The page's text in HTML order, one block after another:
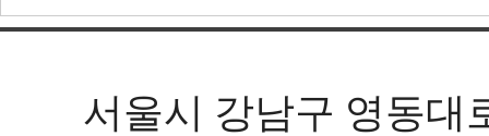
서울시 강남구 영동대